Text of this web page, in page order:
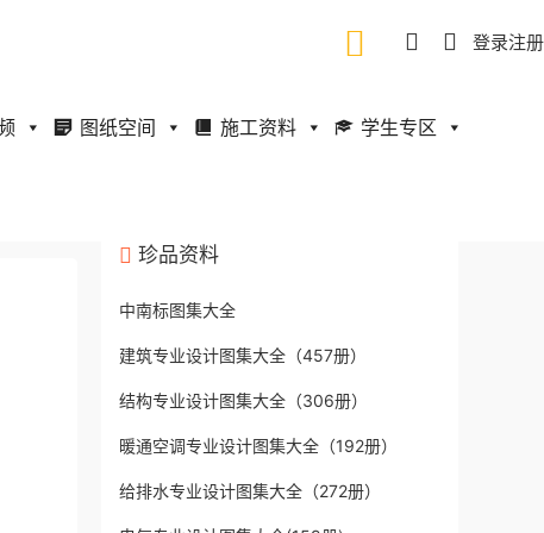
登录注册
图纸空间 施工资料 学生专区
珍品资料
中南标图集大全
建筑专业设计图集大全（457册）
结构专业设计图集大全（306册）
暖通空调专业设计图集大全（192册）
给排水专业设计图集大全（272册）